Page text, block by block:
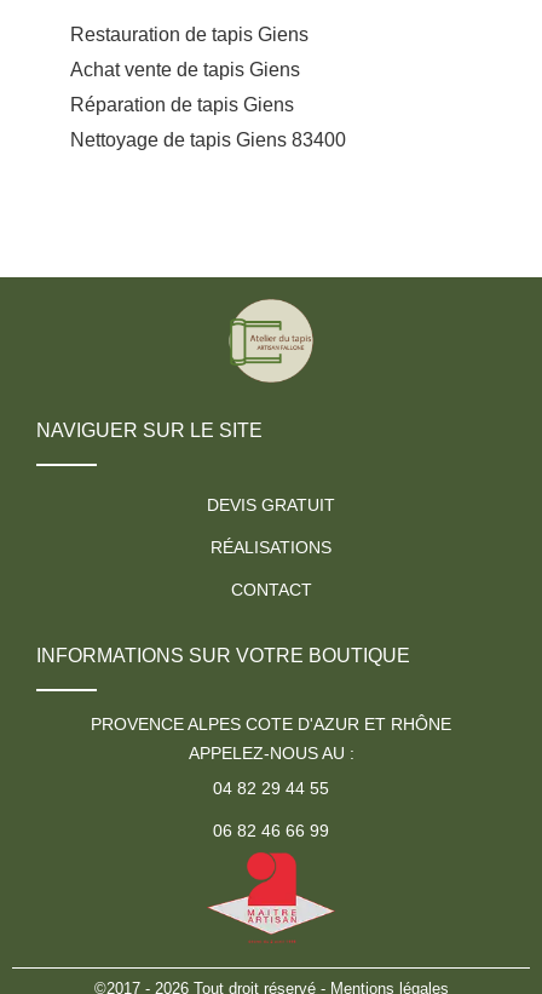
Restauration de tapis Giens
Achat vente de tapis Giens
Réparation de tapis Giens
Nettoyage de tapis Giens 83400
NAVIGUER SUR LE SITE
DEVIS GRATUIT
RÉALISATIONS
CONTACT
INFORMATIONS SUR VOTRE BOUTIQUE
PROVENCE ALPES COTE D'AZUR ET RHÔNE
APPELEZ-NOUS AU :
04 82 29 44 55
06 82 46 66 99
©2017 - 2026 Tout droit réservé - Mentions légales